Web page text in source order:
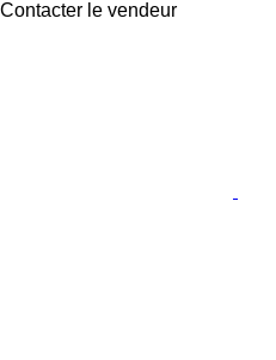
Contacter le vendeur